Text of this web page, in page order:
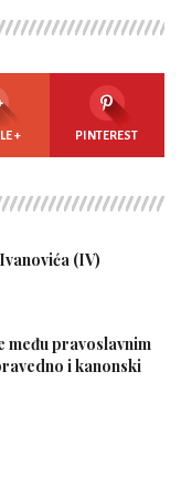
+ PINTEREST
(IV)
među pravoslavnim
i kanonski